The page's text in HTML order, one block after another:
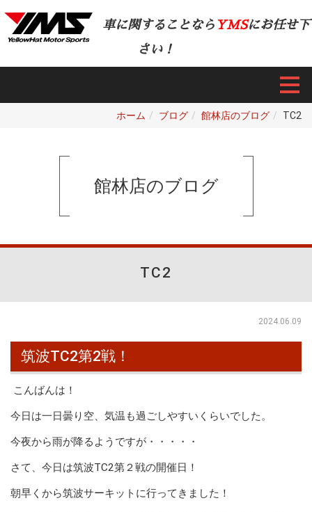
車に関することなら YMSにお任せ下
さい！
ホーム ブログ 館林店のブログ TC2
館林店のブログ
TC2
2024.06.09
筑波TC2第2戦！
こんばんは！
今日は一日曇り空、気温も過ごしやすいくらいでした。
今夜から雨が降るようですが・・・・・
さて、今日は筑波TC2第２戦の開催日！
朝早くから筑波サーキットに行ってきました！